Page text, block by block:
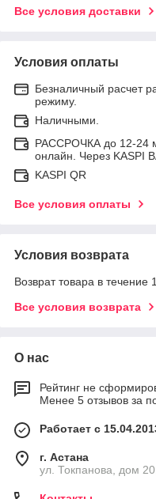
Все условия доставки
Условия оплаты
Безналичный расчет
режиму.
Наличными.
РАССРОЧКА до 12-24
онлайн. Через KASPI
KASPI QR
Все условия оплаты
Условия возврата
Возврат товара в течение
Все условия возврата
О нас
Рейтинг не
Менее 5 отзывов за
Работает с
г. Астана
ул. Токпанова, дом